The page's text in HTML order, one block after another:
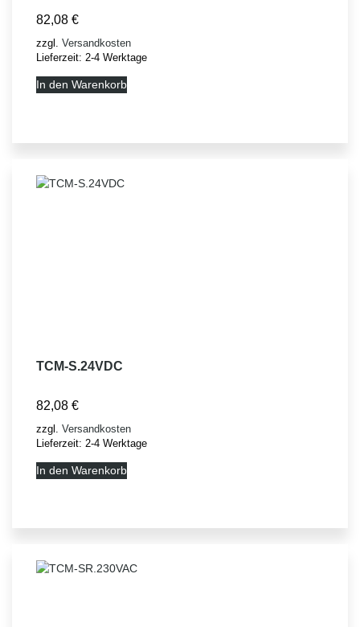
82,08 €
zzgl. Versandkosten
Lieferzeit: 2-4 Werktage
In den Warenkorb
TCM-S.24VDC
82,08 €
zzgl. Versandkosten
Lieferzeit: 2-4 Werktage
In den Warenkorb